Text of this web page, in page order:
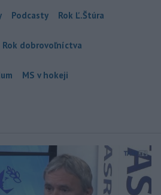
Podcasty Rok Ľ.Štúra
Rok dobrovoľníctva
MS v hokeji